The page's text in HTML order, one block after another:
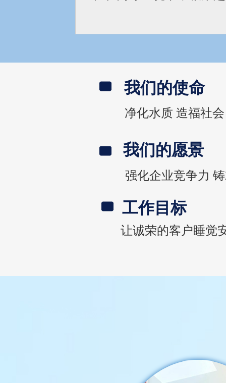
我们的使命
净化水质 造福社会
我们的愿景
强化企业竞争力
工作目标
让诚荣的客户睡觉